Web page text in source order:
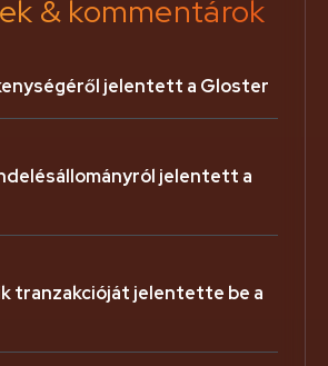
& kommentárok
jelentett a Gloster
jelentett a
tranzakcióját jelentette be a